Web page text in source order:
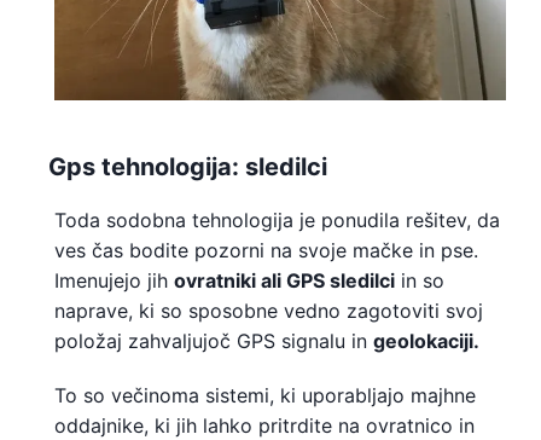
Gps tehnologija: sledilci
Toda sodobna tehnologija je ponudila rešitev, da
ves čas bodite pozorni na svoje mačke in pse.
Imenujejo jih ovratniki ali GPS sledilci in so
naprave, ki so sposobne vedno zagotoviti svoj
položaj zahvaljujoč GPS signalu in geolokaciji.
To so večinoma sistemi, ki uporabljajo majhne
oddajnike, ki jih lahko pritrdite na ovratnico in